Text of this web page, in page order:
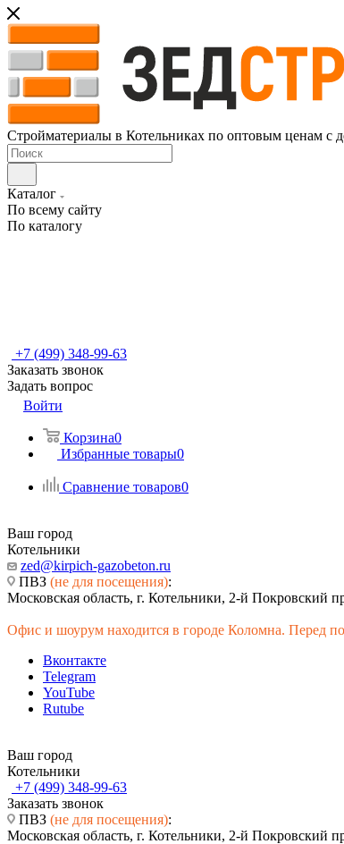
Стройматериалы в Котельниках по оптовым ценам с
Каталог
По всему сайту
По каталогу
+7 (499) 348-99-63
Заказать звонок
Задать вопрос
Войти
Корзина0
Избранные товары0
Сравнение товаров0
Ваш город
Котельники
zed@kirpich-gazobeton.ru
ПВЗ (не для посещения):
Московская область, г. Котельники, 2-й Покровский
Офис и шоурум находится в городе Коломна. Перед
Вконтакте
Telegram
YouTube
Rutube
Ваш город
Котельники
+7 (499) 348-99-63
Заказать звонок
ПВЗ (не для посещения):
Московская область, г. Котельники, 2-й Покровский